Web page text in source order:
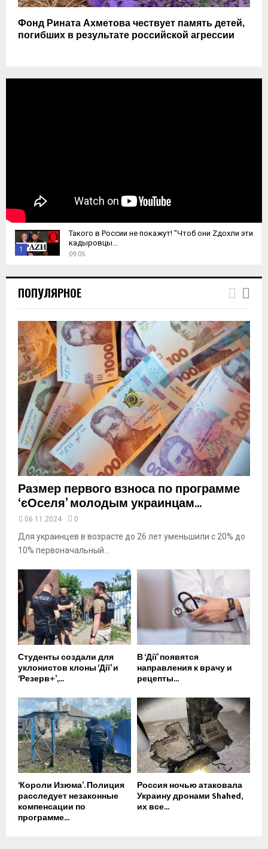
Фонд Рината Ахметова чествует память детей,
погибших в результате российской агрессии
1
h
u
a
y
u
e
Такого в России не покажут! "Чтоб они Zдохли эти
кадыровцы...
09:05
ПОПУЛЯРНОЕ
Размер первого взноса по программе
‘єОселя’ молодым украинцам...
06.11.2024 0
Для украинцев в возрасте до 26 лет уменьшили с 20% до
10% первоначальный...
Студенты создали для
уклонистов клоны ‘Дії’ и
‘Резерв+’,...
В ‘Дії’ появятся
направления к врачу и
рецепты...
‘Короли Изюма’. Полиция
расследует незаконные
компенсации по
программе...
Россия ночью атаковала
Украину дронами Shahed,
их все...